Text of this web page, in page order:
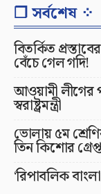
❐ সর্বশেষ ⁘
বিতর্কিত
বেঁচে গেল গদি!
আওয়ামী লীগের
স্বরাষ্ট্রমন্ত্রী
ভোলায় ৫ম
তিন কিশোর
‘রিপাবলিক